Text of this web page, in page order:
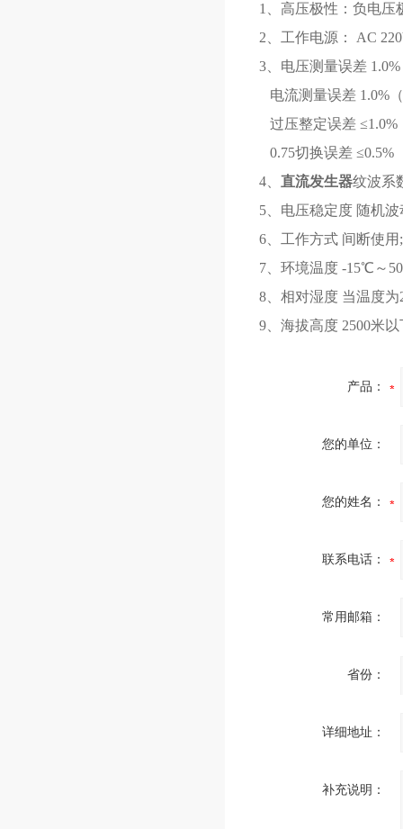
1、高压极性：负电压
2、工作电源： AC
3、电压测量误差
电流测量误差 1.0%
过压整定误差 ≤1.0%
0.75切换误差 ≤0.5%
4、 直流发生器纹波系
5、电压稳定度 随机
6、工作方式 间断使
7、环境温度 -15℃～
8、相对湿度 当温度
9、海拔高度 2500米以
产品：
您的单位：
您的姓名：
联系电话：
常用邮箱：
省份：
详细地址：
补充说明：